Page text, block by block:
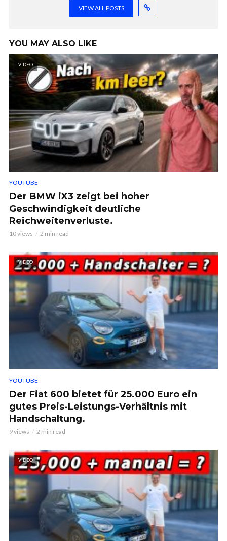
VIEW ALL POSTS
YOU MAY ALSO LIKE
VIDEO
YOUTUBE
Der BMW iX3 zeigt bei hoher
Geschwindigkeit deutliche
Reichweitenverluste.
10 views 2 min read
VIDEO
YOUTUBE
Der Fiat 600 bietet für 25.000 Euro ein
gutes Preis-Leistungs-Verhältnis mit
Handschaltung.
9 views 2 min read
VIDEO